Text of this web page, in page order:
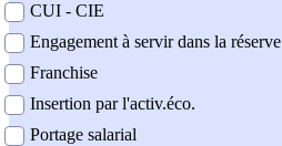
CUI - CIE
Engagement à servir dans la réserve
Franchise
Insertion par l'activ.éco.
Portage salarial